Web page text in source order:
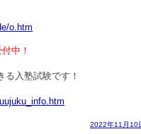
o.htm
中！
る入塾試験です！
2022年11月10